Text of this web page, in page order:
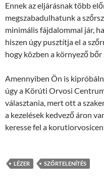
Ennek az eljárásnak több
megszabadulhatunk a
minimális fájdalommal jár,
hiszen úgy pusztítja el a
hogy közben a környező
Amennyiben Ön is
úgy a Körúti Orvosi
választania, mert ott a
a kezelések kedvező áron
keresse fel a
LÉZER SZŐRTELENÍTÉS